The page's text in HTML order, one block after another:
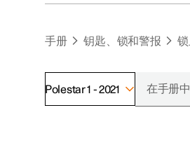
手册 钥匙、锁和警报
Polestar 1 - 2021